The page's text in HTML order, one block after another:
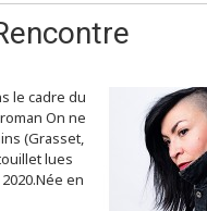
le cadre du
On ne
(Grasset,
lues
en